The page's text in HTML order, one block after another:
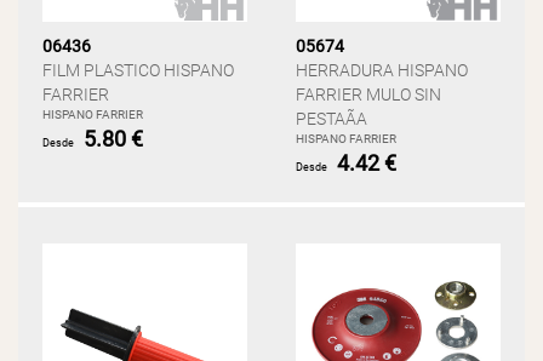
06436
FILM PLASTICO HISPANO
FARRIER
HISPANO FARRIER
Desde 5.80 €
05674
HERRADURA HISPANO
FARRIER MULO SIN
PESTAÃA
HISPANO FARRIER
Desde 4.42 €